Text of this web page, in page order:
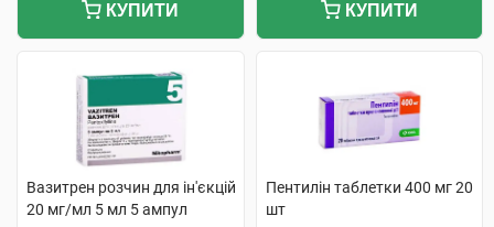
КУПИТИ КУПИТИ
Вазитрен розчин для ін'єкцій
20 мг/мл 5 мл 5 ампул
Пентилін таблетки 400 мг 20
шт